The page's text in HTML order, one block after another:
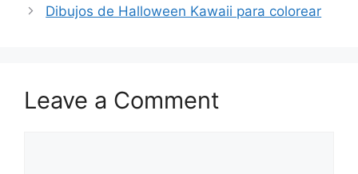
Dibujos de Halloween Kawaii para colorear
Leave a Comment